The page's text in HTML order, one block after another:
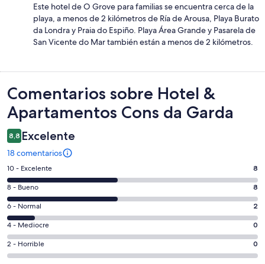
Este hotel de O Grove para familias se encuentra cerca de la
playa, a menos de 2 kilómetros de Ría de Arousa, Playa Burato
da Londra y Praia do Espiño. Playa Área Grande y Pasarela de
San Vicente do Mar también están a menos de 2 kilómetros.
Comentarios
Comentarios sobre Hotel &
Apartamentos Cons da Garda
8,8 Excelente
18 comentarios
8
comentarios
de
un
total
de
18
con
10 - Excelente 8
8
comentarios
de
un
total
de
8 - Bueno 8
2
comentarios
de
un
total
6 - Normal 2
0
comentarios
de
4 - Mediocre 0
0
comentarios
2 - Horrible 0